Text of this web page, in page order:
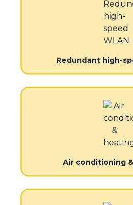
Redundant high-
Air conditioning